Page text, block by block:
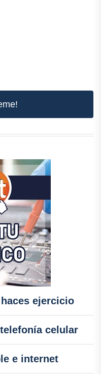
ejercicio
celular
e internet